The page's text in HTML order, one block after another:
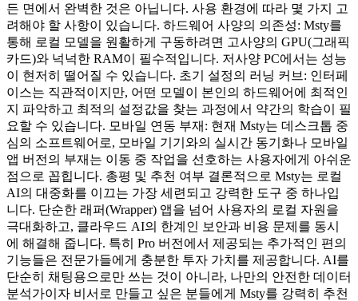
든 면에서 완벽한 것은 아닙니다. 사용 환경에 따라 몇 가지 고
려해야 할 사항이 있습니다. 하드웨어 사양의 의존성: Msty를
통해 로컬 모델을 원활하게 구동하려면 고사양의 GPU(그래픽
카드)와 넉넉한 RAM이 필수적입니다. 저사양 PC에서는 성능
이 현저히 떨어질 수 있습니다. 초기 설정의 러닝 커브: 인터페
이스는 직관적이지만, 어떤 모델이 본인의 하드웨어에 최적인
지 파악하고 최적의 설정값을 찾는 과정에서 약간의 학습이 필
요할 수 있습니다. 모바일 연동 부재: 현재 Msty는 데스크톱 중
심의 소프트웨어로, 모바일 기기와의 실시간 동기화나 모바일
앱 버전의 부재는 이동 중 작업을 선호하는 사용자에게 아쉬운
점으로 꼽힙니다. 총평 및 추천 여부 결론적으로 Msty는 로컬
AI의 대중화를 이끄는 가장 세련되고 강력한 도구 중 하나입
니다. 단순한 래퍼(Wrapper) 앱을 넘어 사용자의 로컬 자원을
극대화하고, 클라우드 AI의 한계인 보안과 비용 문제를 동시
에 해결해 줍니다. 특히 Pro 버전에서 제공되는 추가적인 편의
기능들은 전문가들에게 충분한 투자 가치를 제공합니다. AI를
단순히 채팅용으로만 쓰는 것이 아니라, 나만의 안전한 데이터
분석가이자 비서로 만들고 싶은 분들에게 Msty를 강력히 추천